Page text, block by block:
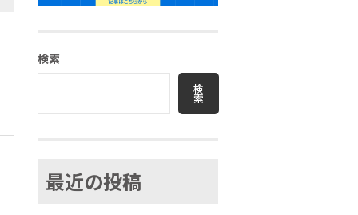
検索
検
索
最近の投稿